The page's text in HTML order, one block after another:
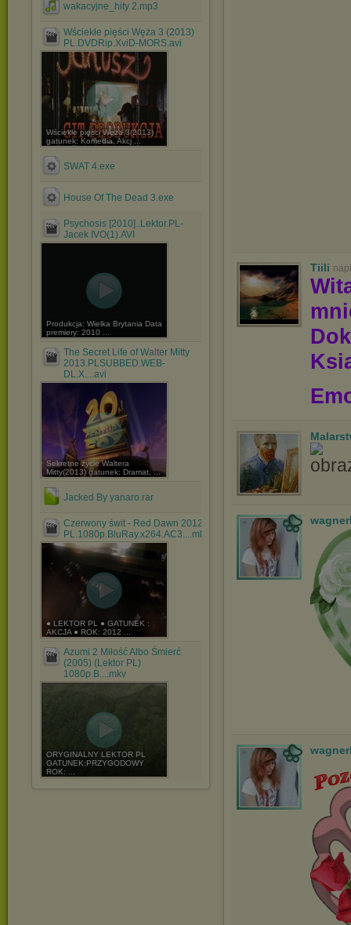
wakacyjne_hity 2.mp3
Wściekłe pięści Węża 3 (2013)
PL.DVDRip.XviD-MORS.avi
Wściekłe pięści Węża 3(2013)
gatunek: Komedia, Akcj ...
SWAT 4.exe
House Of The Dead 3.exe
Psychosis [2010]..Lektor.PL-
Jacek IVO(1).AVI
Produkcja: Wielka Brytania Data
premiery: 2010 ...
The Secret Life of Walter Mitty
2013.PLSUBBED.WEB-
DL.X....avi
Sekretne życie Waltera
Mitty(2013) gatunek: Dramat, ...
Jacked By yanaro.rar
Czerwony świt - Red Dawn 2012
PL.1080p.BluRay.x264.AC3....mkv
● LEKTOR PL ● GATUNEK :
AKCJA ● ROK: 2012 ...
Azumi 2 Miłość Albo Śmierć
(2005) (Lektor PL)
1080p.B....mkv
ORYGINALNY LEKTOR PL
GATUNEK:PRZYGODOWY
ROK: ...
Tiili